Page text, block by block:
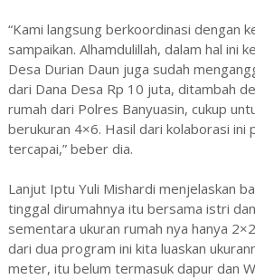
“Kami langsung berkoordinasi dengan
sampaikan. Alhamdulillah, dalam hal ini
Desa Durian Daun juga sudah
dari Dana Desa Rp 10 juta, ditambah
rumah dari Polres Banyuasin, cukup
berukuran 4×6. Hasil dari kolaborasi ini
tercapai,” beber dia.
Lanjut Iptu Yuli Mishardi menjelaskan
tinggal dirumahnya itu bersama istri
sementara ukuran rumah nya hanya
dari dua program ini kita luaskan
meter, itu belum termasuk dapur dan